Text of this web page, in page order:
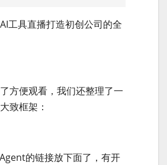
工具直播打造初创公司的全
方便观看，我们还整理了一
致框架：
的链接放下面了，有开